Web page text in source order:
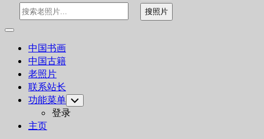
Expand
中国书画
中国古籍
老照片
联系站长
功能菜单 Toggle
Child
登录
主页